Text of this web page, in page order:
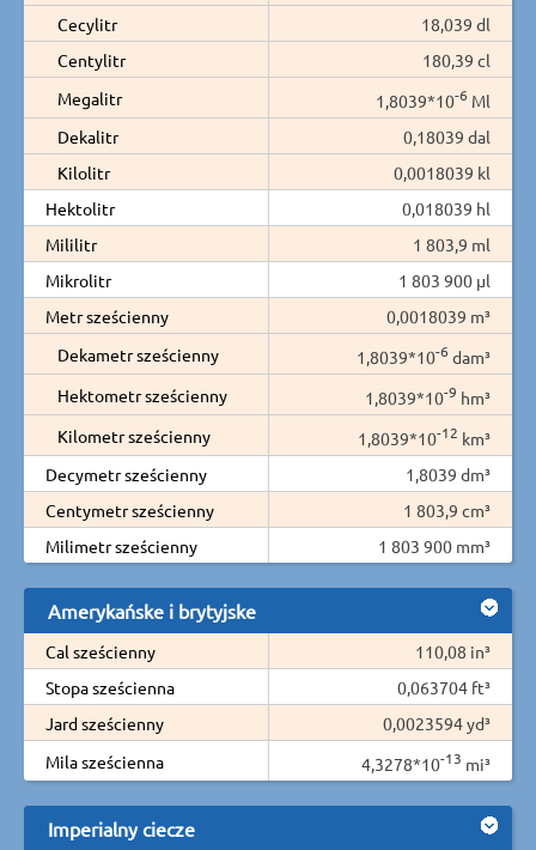
Cecylitr
18,039 dl
Centylitr
180,39 cl
Megalitr
1,8039*10-6 Ml
Dekalitr
0,18039 dal
Kilolitr
0,0018039 kl
Hektolitr
0,018039 hl
Mililitr
1 803,9 ml
Mikrolitr
1 803 900 µl
Metr sześcienny
0,0018039 m³
Dekametr sześcienny
1,8039*10-6 dam³
Hektometr sześcienny
1,8039*10-9 hm³
Kilometr sześcienny
1,8039*10-12 km³
Decymetr sześcienny
1,8039 dm³
Centymetr sześcienny
1 803,9 cm³
Milimetr sześcienny
1 803 900 mm³
Amerykańske i brytyjske
Cal sześcienny
110,08 in³
Stopa sześcienna
0,063704 ft³
Jard sześcienny
0,0023594 yd³
Mila sześcienna
4,3278*10-13 mi³
Imperialny ciecze